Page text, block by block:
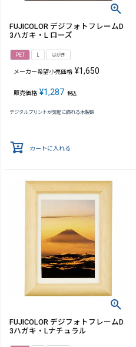
FUJICOLOR デジフォトフレームD
3ハガキ・L ローズ
PET L はがき
メーカー希望小売価格 ¥1,650
販売価格 ¥1,287 税込
デジタルプリントが気軽に飾れる木製額
カートに入れる
FUJICOLOR デジフォトフレームD
3ハガキ・Lナチュラル